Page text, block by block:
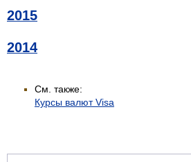
2015
2014
См. также:
Курсы валют Visa